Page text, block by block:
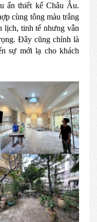
ấn thiết kế Châu Âu.
cùng tông màu trắng
lịch, tinh tế nhưng vẫn
Đây cũng chính là
sự mới lạ cho khách